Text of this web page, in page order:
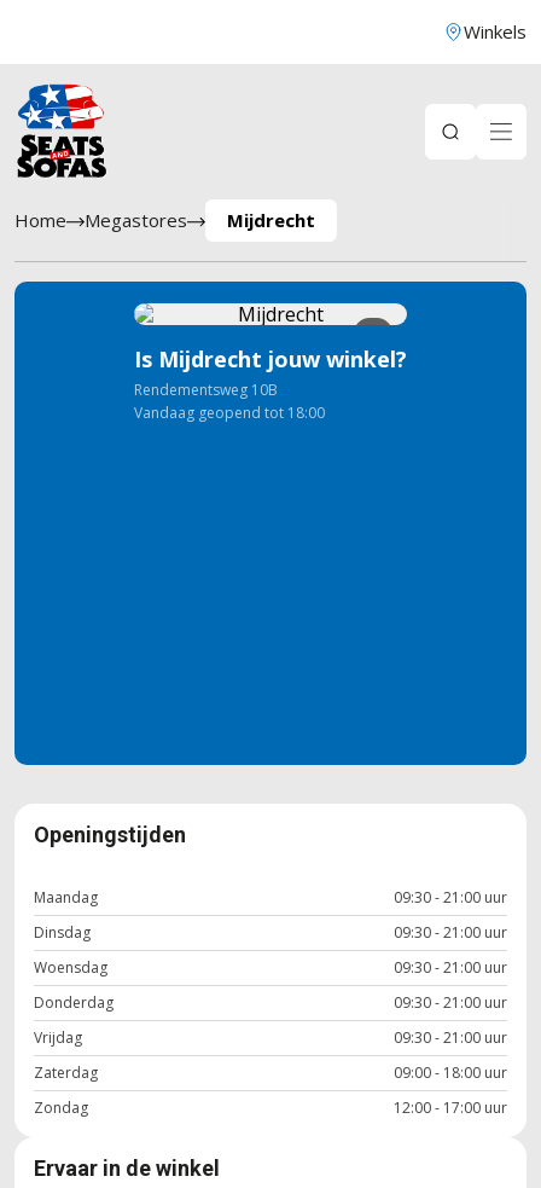
Winkels
Home Megastores Mijdrecht
5
Is Mijdrecht jouw winkel?
Rendementsweg 10B
Vandaag geopend tot 18:00
Openingstijden
Maandag
09:30 - 21:00 uur
Dinsdag
09:30 - 21:00 uur
Woensdag
09:30 - 21:00 uur
Donderdag
09:30 - 21:00 uur
Vrijdag
09:30 - 21:00 uur
Zaterdag
09:00 - 18:00 uur
Zondag
12:00 - 17:00 uur
Ervaar in de winkel